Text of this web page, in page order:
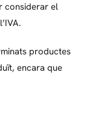
considerar el
productes
encara que